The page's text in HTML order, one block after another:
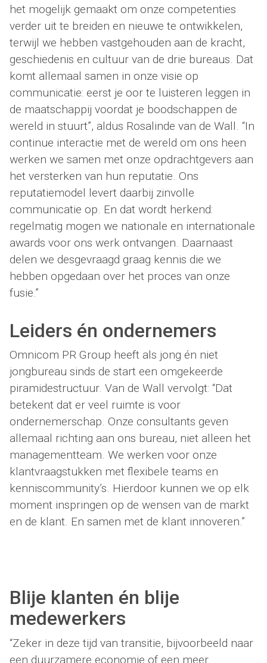
het mogelijk gemaakt om onze competenties
verder uit te breiden en nieuwe te ontwikkelen,
terwijl we hebben vastgehouden aan de kracht,
geschiedenis en cultuur van de drie bureaus. Dat
komt allemaal samen in onze visie op
communicatie: eerst je oor te luisteren leggen in
de maatschappij voordat je boodschappen de
wereld in stuurt”, aldus Rosalinde van de Wall. “In
continue interactie met de wereld om ons heen
werken we samen met onze opdrachtgevers aan
het versterken van hun reputatie. Ons
reputatiemodel levert daarbij zinvolle
communicatie op. En dat wordt herkend:
regelmatig mogen we nationale en internationale
awards voor ons werk ontvangen. Daarnaast
delen we desgevraagd graag kennis die we
hebben opgedaan over het proces van onze
fusie.”
Leiders én ondernemers
Omnicom PR Group heeft als jong én niet
jongbureau sinds de start een omgekeerde
piramidestructuur. Van de Wall vervolgt: “Dat
betekent dat er veel ruimte is voor
ondernemerschap. Onze consultants geven
allemaal richting aan ons bureau, niet alleen het
managementteam. We werken voor onze
klantvraagstukken met flexibele teams en
kenniscommunity’s. Hierdoor kunnen we op elk
moment inspringen op de wensen van de markt
en de klant. En samen met de klant innoveren.”
Blije klanten én blije
medewerkers
“Zeker in deze tijd van transitie, bijvoorbeeld naar
een duurzamere economie of een meer